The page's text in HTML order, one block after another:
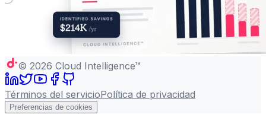
© 2026 Cloud Intelligence™
Términos del servicioPolítica de privacidad
Preferencias de cookies